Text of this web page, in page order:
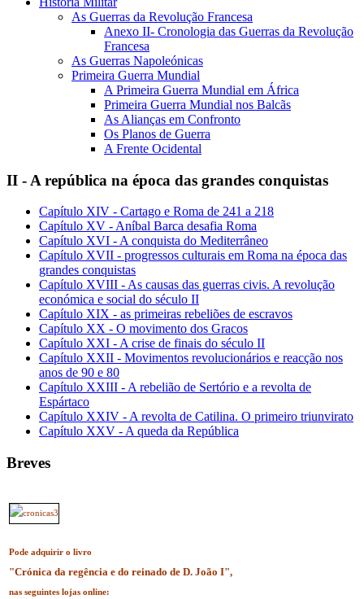
As Guerras da Revolução Francesa
Anexo II- Cronologia das Guerras da Revolução
Francesa
As Guerras Napoleónicas
Primeira Guerra Mundial
A Primeira Guerra Mundial em África
Primeira Guerra Mundial nos Balcãs
As Alianças em Confronto
Os Planos de Guerra
A Frente Ocidental
II - A república na época das grandes conquistas
Capítulo XIV - Cartago e Roma de 241 a 218
Capítulo XV - Aníbal Barca desafia Roma
Capítulo XVI - A conquista do Mediterrâneo
Capítulo XVII - progressos culturais em Roma na época das
grandes conquistas
Capítulo XVIII - As causas das guerras civis. A revolução
económica e social do século II
Capítulo XIX - as primeiras rebeliões de escravos
Capítulo XX - O movimento dos Gracos
Capítulo XXI - A crise de finais do século II
Capítulo XXII - Movimentos revolucionários e reacção nos
anos de 90 e 80
Capítulo XXIII - A rebelião de Sertório e a revolta de
Espártaco
Capítulo XXIV - A revolta de Catilina. O primeiro triunvirato
Capítulo XXV - A queda da República
Breves
Pode adquirir o livro
"Crónica da regência e do reinado de D. João I",
nas seguintes lojas online: